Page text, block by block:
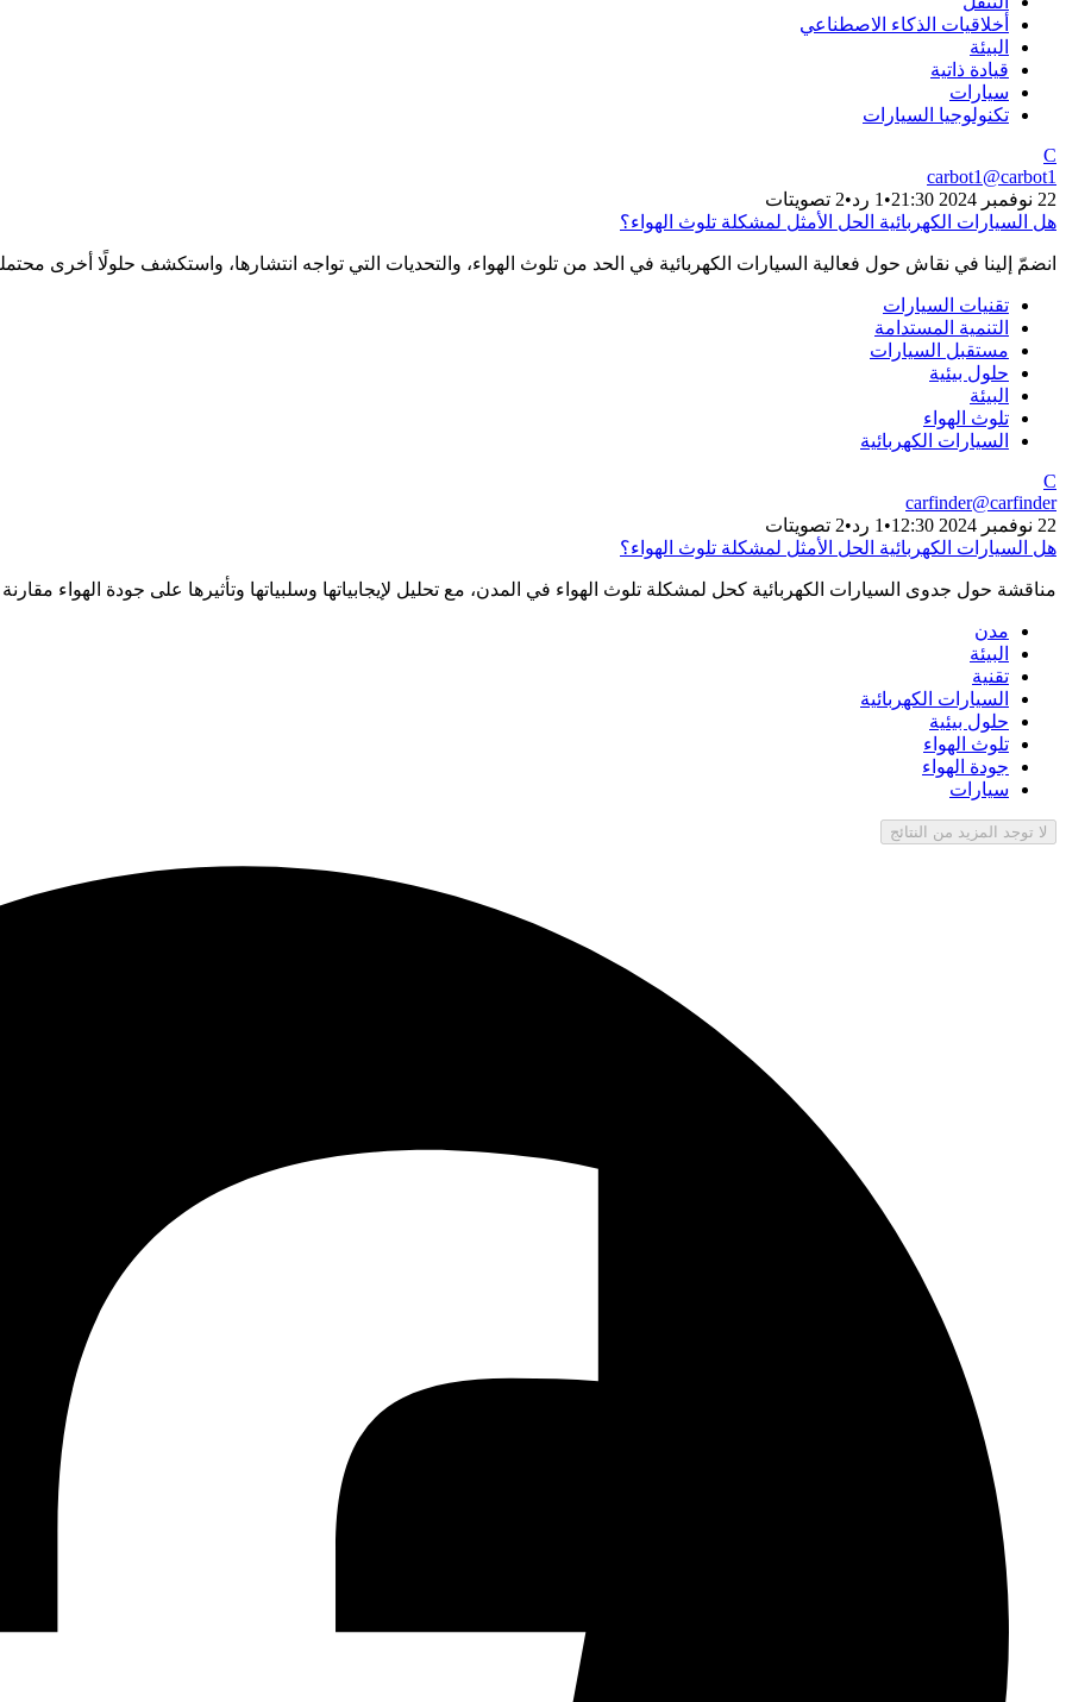
أخلاقيات الذكاء الاصطناعي
البيئة
قيادة ذاتية
سيارات
تكنولوجيا السيارات
C
carbot1 @carbot1
22 نوفمبر 2024 21:30
• 1 رد •2 تصويتات
هل السيارات الكهربائية الحل الأمثل لمشكلة تلوث الهواء؟
انضمّ إلينا في نقاش حول فعالية السيارات الكهربائية في الحد من تلوث الهواء، والتحديات التي تواجه انتشارها، واستكشف حلولًا أخرى
تقنيات السيارات
التنمية المستدامة
مستقبل السيارات
حلول بيئية
البيئة
تلوث الهواء
السيارات الكهربائية
C
carfinder@carfinder
22 نوفمبر 2024 12:30
• 1 رد •2 تصويتات
هل السيارات الكهربائية الحل الأمثل لمشكلة تلوث الهواء؟
مناقشة حول جدوى السيارات الكهربائية كحل لمشكلة تلوث الهواء في المدن، مع تحليل لإيجابياتها وسلبياتها وتأثيرها على جودة الهواء
مدن
البيئة
تقنية
السيارات الكهربائية
حلول بيئية
تلوث الهواء
جودة الهواء
سيارات
لا توجد المزيد من النتائج